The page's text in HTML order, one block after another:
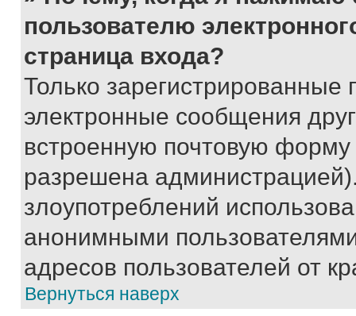
пользователю
страница входа?
Только зарегистрированные
электронные сообщения
встроенную почтовую
разрешена
злоупотреблений
анонимными
адресов пользователей от
Вернуться наверх